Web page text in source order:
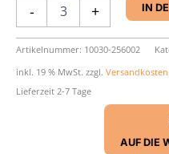
-
Passepartout
40
x
50
Menge
+ IN
Artikelnummer: 10030-256002
inkl. 19 % MwSt. zzgl. Versandkosten
Lieferzeit 2-7 Tage
AUF DIE